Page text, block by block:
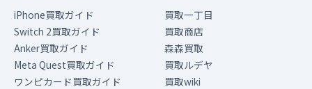
iPhone買取ガイド
Switch 2買取ガイド
Anker買取ガイド
Meta Quest買取ガイド
ワンピカード買取ガイド
買取一丁目
買取商店
森森買取
買取ルデヤ
買取wiki